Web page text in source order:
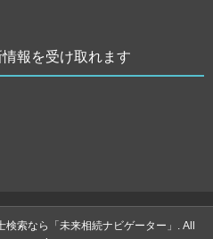
報を受け取れます
索なら「未来相続ナビゲーター」. All